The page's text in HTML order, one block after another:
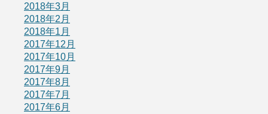
2018年3月
2018年2月
2018年1月
2017年12月
2017年10月
2017年9月
2017年8月
2017年7月
2017年6月